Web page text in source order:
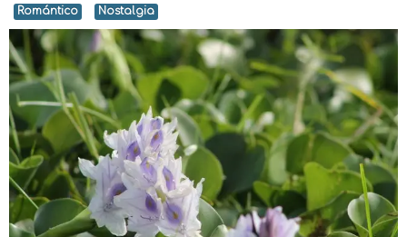
Romántico Nostalgia